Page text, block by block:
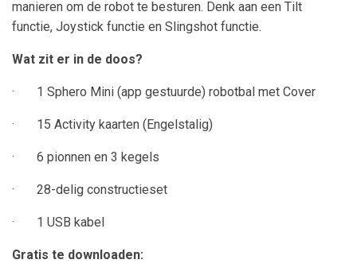
manieren om de robot te besturen. Denk aan een Tilt
functie, Joystick functie en Slingshot functie.
Wat zit er in de doos?
· 1 Sphero Mini (app gestuurde) robotbal met Cover
· 15 Activity kaarten (Engelstalig)
· 6 pionnen en 3 kegels
· 28-delig constructieset
· 1 USB kabel
Gratis te downloaden: